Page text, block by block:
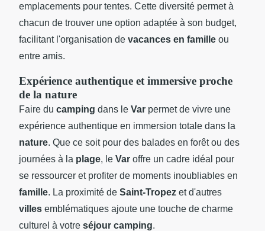
emplacements pour tentes. Cette diversité permet à
chacun de trouver une option adaptée à son budget,
facilitant l'organisation de vacances en famille ou
entre amis.
Expérience authentique et immersive proche
de la nature
Faire du camping dans le Var permet de vivre une
expérience authentique en immersion totale dans la
nature. Que ce soit pour des balades en forêt ou des
journées à la plage, le Var offre un cadre idéal pour
se ressourcer et profiter de moments inoubliables en
famille. La proximité de Saint-Tropez et d'autres
villes emblématiques ajoute une touche de charme
culturel à votre séjour camping.